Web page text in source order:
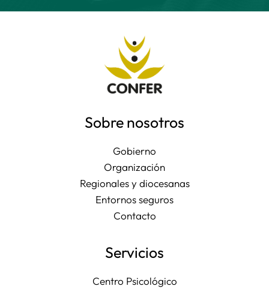
Sobre nosotros
Gobierno
Organización
Regionales y diocesanas
Entornos seguros
Contacto
Servicios
Centro Psicológico